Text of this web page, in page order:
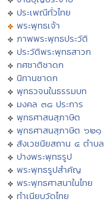
ประเพณีทั่วไทย
พระพุทธเจ้า
ภาพพระพุทธประวัติ
ประวัติพระพุทธสาวก
ทศชาติชาดก
นิทานชาดก
พุทธวจนในธรรมบท
มงคล ๓๘ ประการ
พุทธศาสนสุภาษิต
พุทธศาสนสุภาษิต ๖๒๑
สังเวชนียสถาน ๔ ตำบล
ปางพระพุทธรูป
พระพุทธรูปสำคัญ
พระพุทธศาสนาในไทย
ทำเนียบวัดไทย